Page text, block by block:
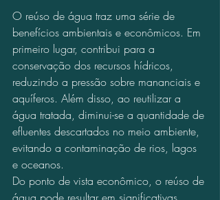
O reúso de água traz uma série de
benefícios ambientais e econômicos. Em
primeiro lugar, contribui para a
conservação dos recursos hídricos,
reduzindo a pressão sobre mananciais e
aquíferos. Além disso, ao reutilizar a
água tratada, diminui-se a quantidade de
efluentes descartados no meio ambiente,
evitando a contaminação de rios, lagos
e oceanos.
Do ponto de vista econômico, o reúso de